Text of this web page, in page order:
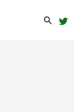
Search